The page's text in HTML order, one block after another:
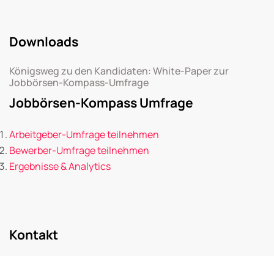
Downloads
Königsweg zu den Kandidaten: White-Paper zur
Jobbörsen-Kompass-Umfrage
Jobbörsen-Kompass Umfrage
Arbeitgeber-Umfrage teilnehmen
Bewerber-Umfrage teilnehmen
Ergebnisse & Analytics
Kontakt